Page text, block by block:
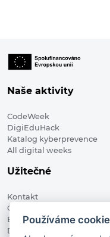
Naše aktivity
CodeWeek
DigiEduHack
Katalog kyberprevence
All digital weeks
Užitečné
Kontakt
Členské organizace
Blog
Digitalizace ve vzdělávání
Používáme